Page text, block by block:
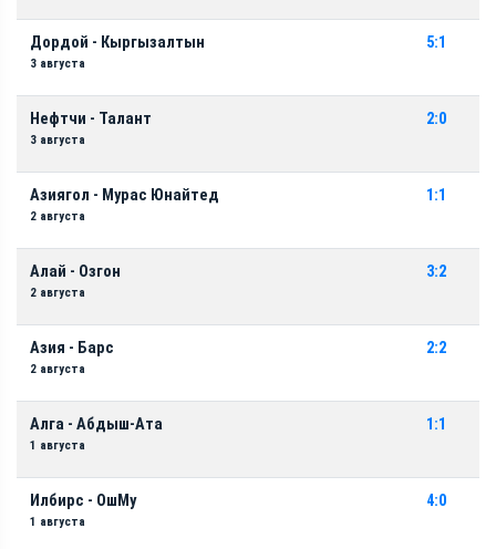
Дордой - Кыргызалтын
3 августа
5:1
Нефтчи - Талант
3 августа
2:0
Азиягол - Мурас Юнайтед
2 августа
1:1
Алай - Озгон
2 августа
3:2
Азия - Барс
2 августа
2:2
Алга - Абдыш-Ата
1 августа
1:1
Илбирс - ОшМу
1 августа
4:0